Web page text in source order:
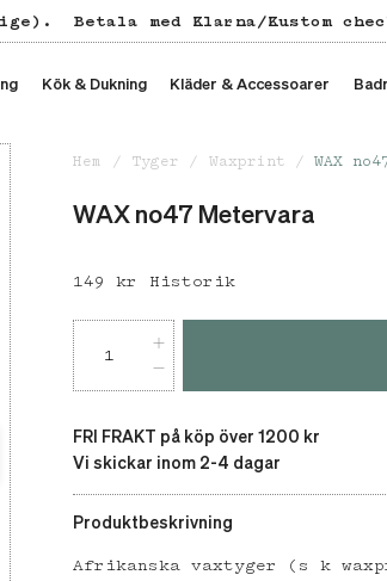
Betala med Klarna/Kustom
Kök & Dukning Kläder & Accessoarer
Hem Tyger Waxprint WAX
WAX no47 Metervara
Pris: 149 kr
149 kr Historik
FRI FRAKT på köp över 1200 kr
Vi skickar inom 2-4 dagar
Produktbeskrivning
Afrikanska vaxtyger (s k